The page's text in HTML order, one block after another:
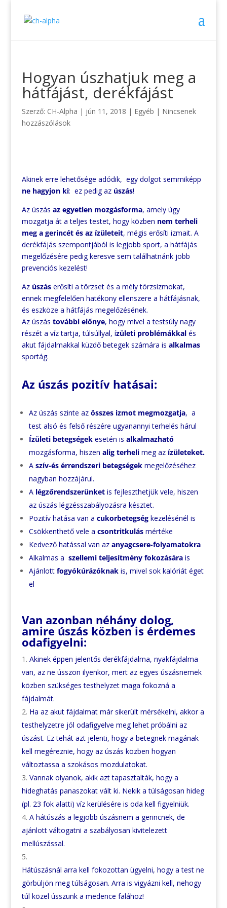
Hogyan úszhatjuk meg a
hátfájást, derékfájást
Szerző: CH-Alpha | jún 11, 2018 | Egyéb | Nincsenek
hozzászólások
Akinek erre lehetősége adódik, egy dolgot semmiképp
ne hagyjon ki: ez pedig az úszás!
Az úszás az egyetlen mozgásforma, amely úgy
mozgatja át a teljes testet, hogy közben nem terheli
meg a gerincét és az ízületeit, mégis erősíti izmait. A
derékfájás szempontjából is legjobb sport, a hátfájás
megelőzésére pedig keresve sem találhatnánk jobb
prevenciós kezelést!
Az úszáserősíti a törzset és a mély törzsizmokat,
ennek megfelelően hatékony ellenszere a hátfájásnak,
és eszköze a hátfájás megelőzésének.
Az úszás további előnye, hogy mivel a testsúly nagy
részét a víz tartja, túlsúllyal, ízületi problémákkalés
akut fájdalmakkal küzdő betegek számára is alkalmas
sportág.
Az úszás pozitív hatásai:
Az úszás szinte az összes izmot megmozgatja, a
test alsó és felső részére ugyanannyi terhelés hárul
Ízületi betegségekesetén is alkalmazható
mozgásforma, hiszen alig terhelimeg azízületeket.
A szív-és érrendszeri betegségekmegelőzéséhez
nagyban hozzájárul.
A légzőrendszerünketis fejleszthetjük vele, hiszen
az úszás légzésszabályozásra késztet.
Pozitív hatása van a cukorbetegségkezelésénél is
Csökkenthető vele a csontritkulásmértéke
Kedvező hatással van az anyagcsere-folyamatokra
Alkalmas a szellemi teljesítmény fokozásárais
Ajánlott fogyókúrázóknakis, mivel sok kalóriát éget
el
Van azonban néhány dolog,
amire úszás közben is érdemes
odafigyelni:
Akinek éppen jelentős derékfájdalma, nyakfájdalma
van, az ne ússzon ilyenkor, mert az egyes úszásnemek
közben szükséges testhelyzet maga fokozná a
fájdalmát.
Ha az akut fájdalmat már sikerült mérsékelni, akkor a
testhelyzetre jól odafigyelve meg lehet próbálni az
úszást. Ez tehát azt jelenti, hogy a betegnek magának
kell megéreznie, hogy az úszás közben hogyan
változtassa a szokásos mozdulatokat.
Vannak olyanok, akik azt tapasztalták, hogy a
hideghatás panaszokat vált ki. Nekik a túlságosan hideg
(pl. 23 fok alatti) víz kerülésére is oda kell figyelniük.
A hátúszás a legjobb úszásnem a gerincnek, de
ajánlott váltogatni a szabályosan kivitelezett
mellúszással.
Hátúszásnál arra kell fokozottan ügyelni, hogy a test ne
görbüljön meg túlságosan. Arra is vigyázni kell, nehogy
túl közel ússzunk a medence falához!